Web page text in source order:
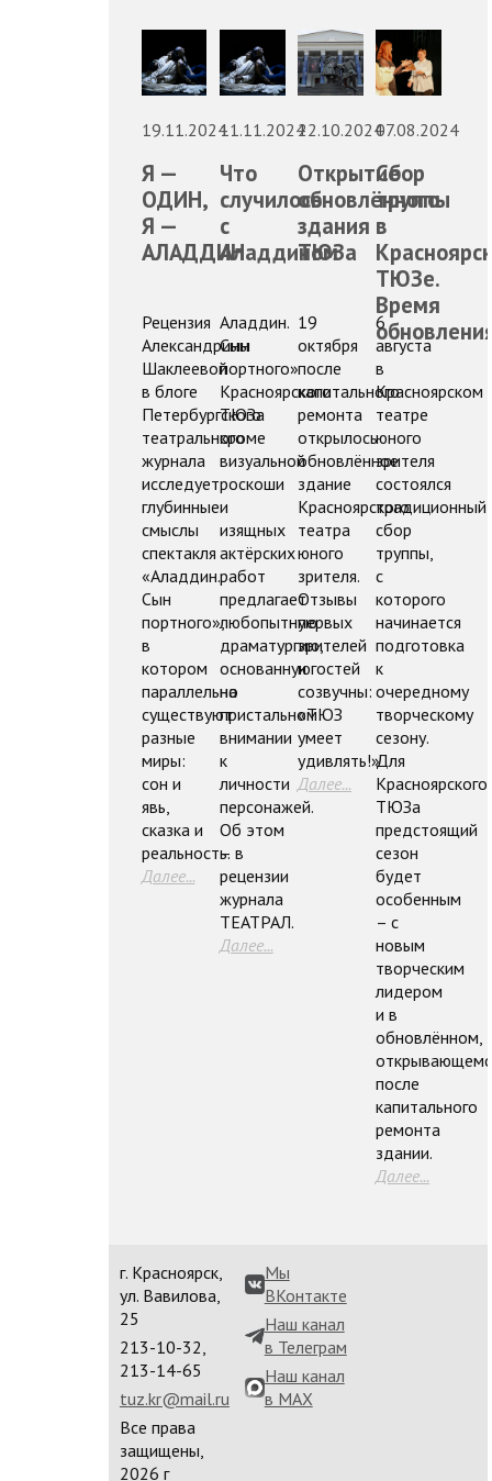
19.11.2024
Я —
ОДИН,
Я —
АЛАДДИН
Рецензия
Александрины
Шаклеевой
в блоге
Петербургского
театрального
журнала
исследует
глубинные
смыслы
спектакля
«Аладдин.
Сын
портного»,
в
котором
параллельно
существуют
разные
миры:
сон и
явь,
сказка и
реальность.
Далее...
11.11.2024
Что
случилось
с
Аладдином
Аладдин.
Сын
портного»
Красноярского
ТЮЗа
кроме
визуальной
роскоши
и
изящных
актёрских
работ
предлагает
любопытную
драматургию,
основанную
на
пристальном
внимании
к
личности
персонажей.
Об этом
– в
рецензии
журнала
ТЕАТРАЛ.
Далее...
22.10.2024
Открытие
обновлённого
здания
ТЮЗа
19
октября
после
капитального
ремонта
открылось
обновлённое
здание
Красноярского
театра
юного
зрителя.
Отзывы
первых
зрителей
и гостей
созвучны:
«ТЮЗ
умеет
удивлять!»
Далее...
07.08.2024
Сбор
труппы
в
ТЮЗе.
Время
6
августа
в
Красноярском
театре
юного
зрителя
состоялся
традиционный
сбор
труппы,
с
которого
начинается
подготовка
к
очередному
творческому
сезону.
Для
Красноярского
ТЮЗа
предстоящий
сезон
будет
особенным
– с
новым
творческим
лидером
и в
обновлённом,
после
капитального
ремонта
здании.
Далее...
г. Красноярск,
ул. Вавилова,
25
213-10-32,
213-14-65
tuz.kr@mail.ru
Все права
защищены,
2026 г
Мы
ВКонтакте
Наш канал
в Телеграм
Наш канал
в MAX